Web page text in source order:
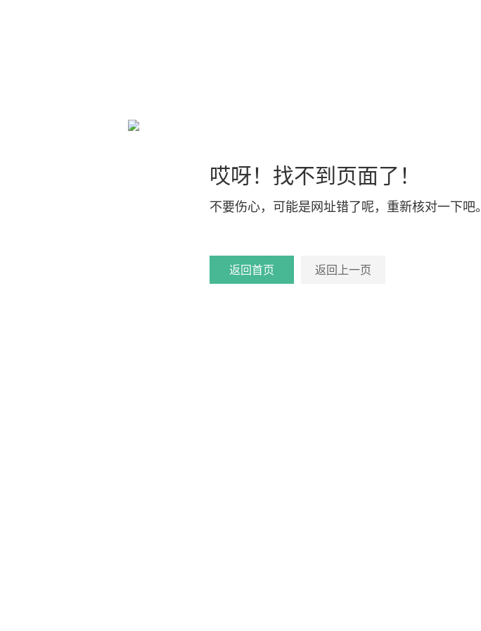
哎呀！找不到页面了！
不要伤心，可能是网址错了呢，重新核对一下吧。
返回首页 返回上一页